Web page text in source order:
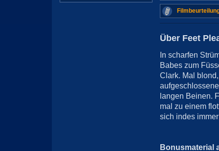
Über Feet
In scharfen
Babes zum
Clark. Mal
langen Beinen.
mal zu einem
sich indes
Bonusmaterial